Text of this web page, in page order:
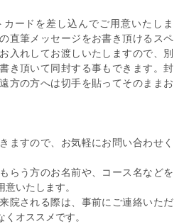
ードを差し込んでご用意いたしま
直筆メッセージをお書き頂けるスペ
入れしてお渡しいたしますので、別
き頂いて同封する事もできます。封
方の方へは切手を貼ってそのままお
ますので、お気軽にお問い合わせく
らう方のお名前や、コース名などを
いたします。
院される際は、事前にご連絡いただ
オススメです。